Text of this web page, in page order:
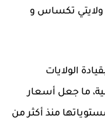
٤ مناطق في ولايتي تكساس و
الولايات
ما جعل أسعار
منذ أكثر من